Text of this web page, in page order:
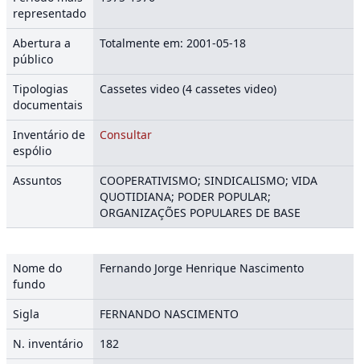
representado
Abertura a
público
Totalmente em: 2001-05-18
Tipologias
documentais
Cassetes video (4 cassetes video)
Inventário de
espólio
Consultar
Assuntos
COOPERATIVISMO; SINDICALISMO; VIDA
QUOTIDIANA; PODER POPULAR;
ORGANIZAÇÕES POPULARES DE BASE
Nome do
fundo
Fernando Jorge Henrique Nascimento
Sigla
FERNANDO NASCIMENTO
N. inventário
182